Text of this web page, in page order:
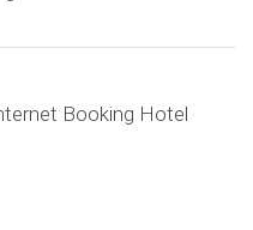
Booking Hotel